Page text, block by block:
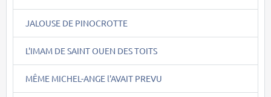
JALOUSE DE PINOCROTTE
L'IMAM DE SAINT OUEN DES TOITS
MÊME MICHEL-ANGE l'AVAIT PREVU